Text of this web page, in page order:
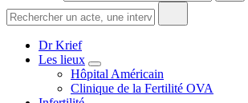
Dr Krief
Les lieux
Hôpital Américain
Clinique de la Fertilité OVA